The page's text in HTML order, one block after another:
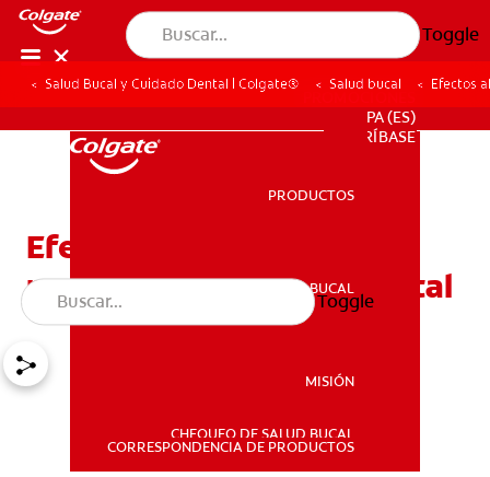
Toggle
SALUD BUCAL
PA (ES)
SUSCRÍBASE
PRODUCTOS
SALUD BUCAL
MISIÓN
CHEQUEO DE SALUD BUCAL
CORRESPONDENCIA DE PRODUCTOS
Toggle
Salud Bucal y Cuidado Dental | Colgate® Salud bucal Efectos
Efectos alternos de la
procaína o anestesia dental